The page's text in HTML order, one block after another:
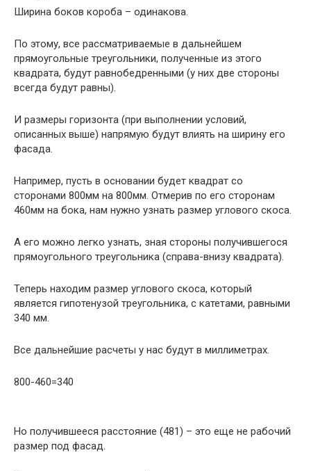
Ширина боков короба – одинакова.
По этому, все рассматриваемые в дальнейшем
прямоугольные треугольники, полученные из этого
квадрата, будут равнобедренными (у них две стороны
всегда будут равны).
И размеры горизонта (при выполнении условий,
описанных выше) напрямую будут влиять на ширину его
фасада.
Например, пусть в основании будет квадрат со
сторонами 800мм на 800мм. Отмерив по его сторонам
460мм на бока, нам нужно узнать размер углового скоса.
А его можно легко узнать, зная стороны получившегося
прямоугольного треугольника (справа-внизу квадрата).
Теперь находим размер углового скоса, который
является гипотенузой треугольника, с катетами, равными
340 мм.
Все дальнейшие расчеты у нас будут в миллиметрах.
800-460=340
Но получившееся расстояние (481) – это еще не рабочий
размер под фасад.